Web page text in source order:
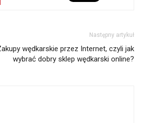
Następny artykuł
wędkarskie przez Internet, czyli jak
wybrać dobry sklep wędkarski online?